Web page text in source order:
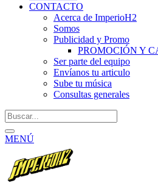
CONTACTO
Acerca de ImperioH2
Somos
Publicidad y Promo
PROMOCIÓN Y
Ser parte del equipo
Envíanos tu articulo
Sube tu música
Consultas generales
MENÚ